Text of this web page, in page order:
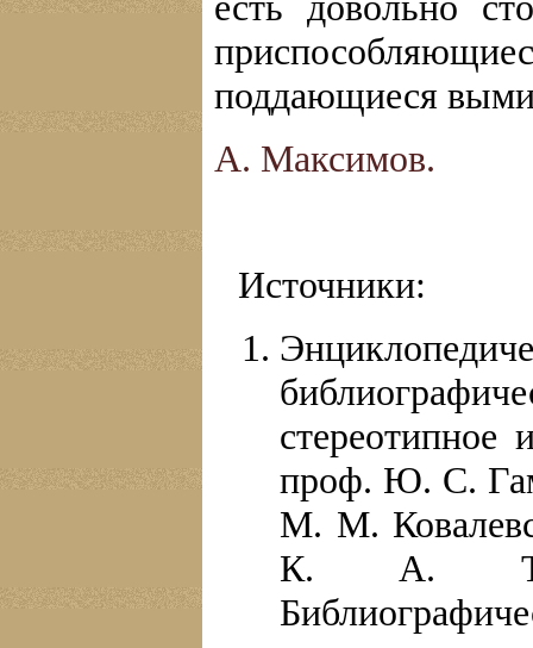
поддающиеся
А. Максимов.
Источники:
стереотипное
проф. Ю. С.
М. М.
К. А.